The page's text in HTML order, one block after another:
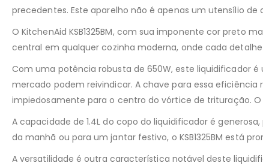
precedentes. Este aparelho não é apenas um utensílio
O KitchenAid KSB1325BM, com sua imponente cor
central em qualquer cozinha moderna, onde cada
Com uma potência robusta de 650W, este liquidificador
mercado podem reivindicar. A chave para essa
impiedosamente para o centro do vórtice de trituração.
A capacidade de 1.4L do copo do liquidificador é
da manhã ou para um jantar festivo, o KSB1325BM está
A versatilidade é outra característica notável deste